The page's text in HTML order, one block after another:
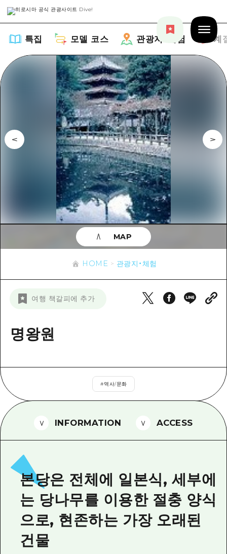
특집 모델 코스 관광지・체험 계
특집
목록
추천
아트
이벤트/축제
음식/술
사이클링
쇼핑
나이트 라이프
기준
역사/문화
자연
모델 코스
목록
Dive! Hiroshima 공식 가이드
Hiroshima Moshimo Travel
히로시마시 주변
빠른 여행
당일치기
관광지・체험
목록
히로시마시 주변
아키(安芸)
빈고(備後)
비북(備北)
게이호쿠(芸北)
시마네(島根)현
계절 정보
이벤트
유용한 정보
히로시마 OMOTENASHI 패스
수하물 보관 및 배송 서비스
자주 묻는 질문
사진 다운로드
뉴스
HOME 관광지・체험
여행 책갈피에 추가
명왕원
#역사/문화
MAP
INFORMATION ACCESS
본당은 전체에 일본식, 세부에
는 당나무를 이용한 절충 양식
으로, 현존하는 가장 오래된
건물